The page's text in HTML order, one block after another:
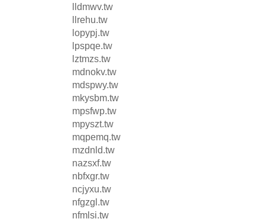
lldmwv.tw
llrehu.tw
lopypj.tw
lpspqe.tw
lztmzs.tw
mdnokv.tw
mdspwy.tw
mkysbm.tw
mpsfwp.tw
mpyszt.tw
mqpemq.tw
mzdnld.tw
nazsxf.tw
nbfxgr.tw
ncjyxu.tw
nfgzgl.tw
nfmlsi.tw